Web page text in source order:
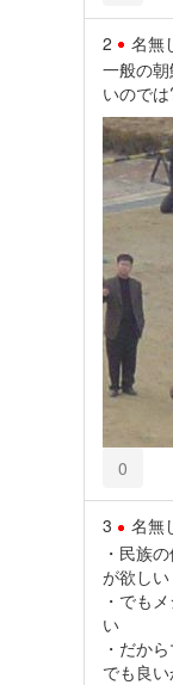
2 名無
一般の
いのでは
0
3 名無
・民族
が欲しい
・でも
い
・だか
でも良